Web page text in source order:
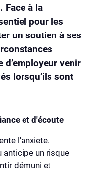
Face à la
pour les
un soutien à ses
d’employeur venir
lorsqu’ils sont
et d'écoute
l'anxiété.
anticipe un risque
démuni et